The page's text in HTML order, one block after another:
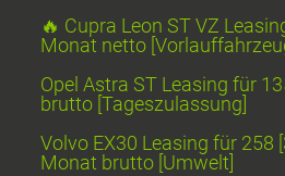
🔥 Cupra Leon ST VZ
Monat netto
Opel Astra ST Leasing für
brutto [Tageszulassung]
Volvo EX30 Leasing für 258
Monat brutto [Umwelt]